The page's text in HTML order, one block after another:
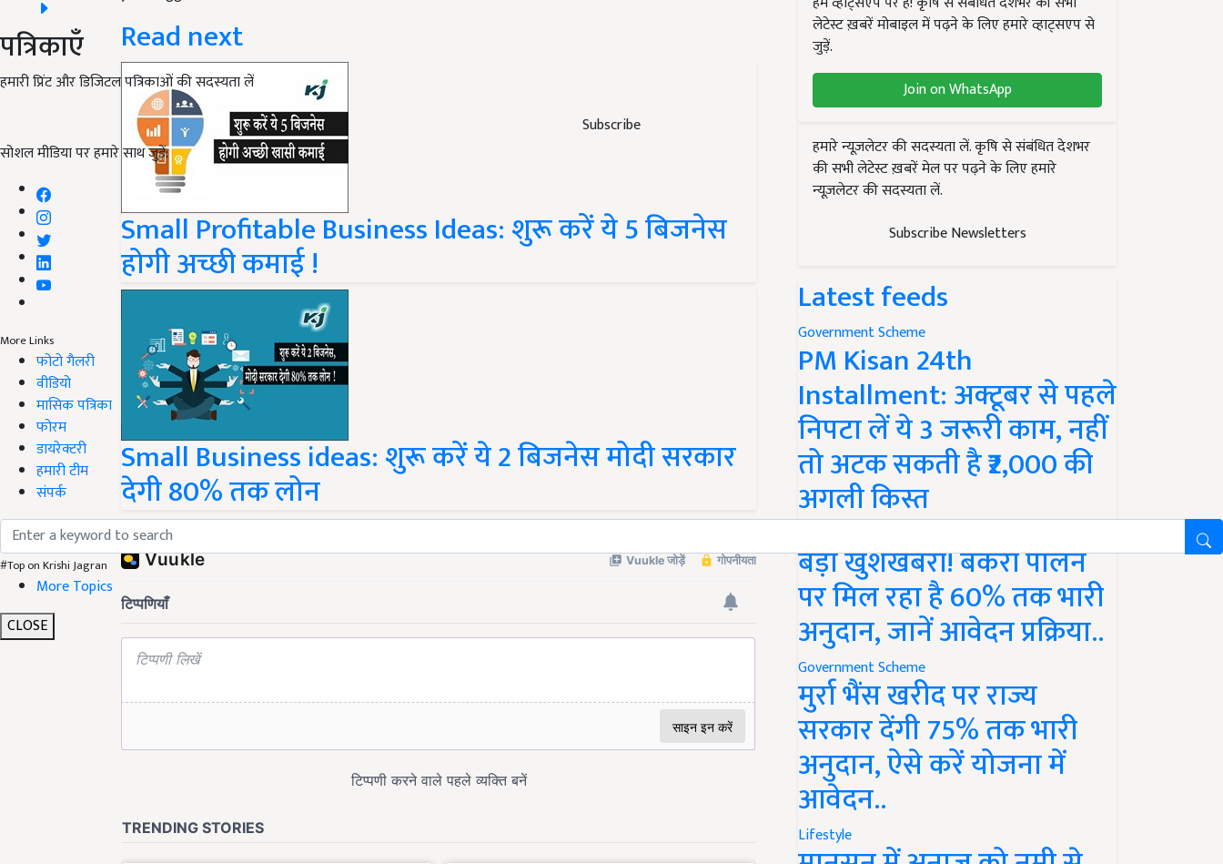
पत्रिकाएँ
हमारी प्रिंट और डिजिटल पत्रिकाओं की सदस्यता लें
Subscribe
सोशल मीडिया पर हमारे साथ जुड़ें:
More Links
फोटो गैलरी
वीडियो
मासिक पत्रिका
फोरम
डायरेक्टरी
हमारी टीम
संपर्क
#Top on Krishi Jagran
More Topics
CLOSE
Read next
Small Profitable Business Ideas: शुरू करें ये 5 बिजनेस
होगी अच्छी कमाई !
Small Business ideas: शुरू करें ये 2 बिजनेस मोदी सरकार
देगी 80% तक लोन
Share your comments
लेटेस्ट ख़बरें मोबाइल में पढ़ने के लिए हमारे व्हाट्सएप से
जुड़ें.
Join on WhatsApp
हमारे न्यूज़लेटर की सदस्यता लें. कृषि से संबंधित देशभर
की सभी लेटेस्ट ख़बरें मेल पर पढ़ने के लिए हमारे
न्यूज़लेटर की सदस्यता लें.
Subscribe Newsletters
Latest feeds
Government Scheme
PM Kisan 24th
Installment: अक्टूबर से पहले
निपटा लें ये 3 जरूरी काम, नहीं
तो अटक सकती है ₹2,000 की
अगली किस्त
बड़ी खुशखबरी! बकरी पालन
पर मिल रहा है 60% तक भारी
अनुदान, जानें आवेदन प्रक्रिया..
Government Scheme
मुर्रा भैंस खरीद पर राज्य
सरकार देंगी 75% तक भारी
अनुदान, ऐसे करें योजना में
आवेदन..
Lifestyle